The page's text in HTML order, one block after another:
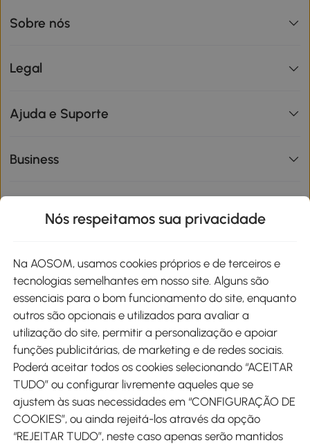
Sobre nós
Legal
Ajuda e Suporte
Business
Métodos de pagamento
Envio
Nós respeitamos sua privacidade
Na AOSOM, usamos cookies próprios e de terceiros e
tecnologias semelhantes em nosso site. Alguns são
essenciais para o bom funcionamento do site, enquanto
outros são opcionais e utilizados para avaliar a
utilização do site, permitir a personalização e apoiar
funções publicitárias, de marketing e de redes sociais.
Poderá aceitar todos os cookies selecionando “ACEITAR
TUDO” ou configurar livremente aqueles que se
ajustem às suas necessidades em “CONFIGURAÇÃO DE
COOKIES”, ou ainda rejeitá-los através da opção
“REJEITAR TUDO”, neste caso apenas serão mantidos